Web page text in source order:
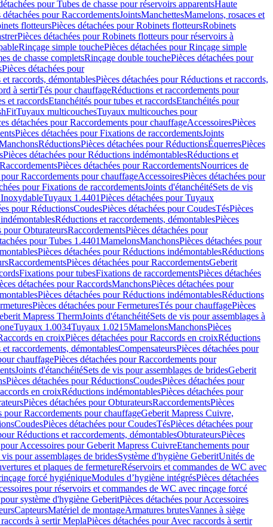
pour Tubes de chasse pour réservoirs apparentsHaute
détachées pour RaccordementsJointsManchettesMamelons, rosaces et
flotteursPièces détachées pour Robinets flotteursRobinets
Pièces détachées pour Robinets flotteurs pour réservoirs à
Rinçage simple touchePièces détachées pour Rinçage simple
de chasse completsRinçage double touchePièces détachées pour
Pièces détachées pour
raccords, démontablesPièces détachées pour Réductions et raccords,
à sertirTés pour chauffageRéductions et raccordements pour
et raccordsEtanchéités pour tubes et raccordsEtanchéités pour
Tuyaux multicouchesTuyaux multicouches pour
détachées pour Raccordements pour chauffageAccessoiresPièces
Pièces détachées pour Fixations de raccordementsJoints
RéductionsPièces détachées pour RéductionsÉquerresPièces
Pièces détachées pour Réductions indémontablesRéductions et
RaccordementsPièces détachées pour RaccordementsNourrices de
pour Raccordements pour chauffageAccessoiresPièces détachées pour
pour Fixations de raccordementsJoints d'étanchéitéSets de vis
Tuyaux 1.4401Pièces détachées pour Tuyaux
pour RéductionsCoudesPièces détachées pour CoudesTésPièces
Réductions et raccordements, démontablesPièces
pour ObturateursRaccordementsPièces détachées pour
pour Tubes 1.4401MamelonsManchonsPièces détachées pour
Pièces détachées pour Réductions indémontablesRéductions
RaccordementsPièces détachées pour RaccordementsGeberit
Fixations pour tubesFixations de raccordementsPièces détachées
détachées pour RaccordsManchonsPièces détachées pour
Pièces détachées pour Réductions indémontablesRéductions
Pièces détachées pour FermeturesTés pour chauffagePièces
Mapress ThermJoints d'étanchéitéSets de vis pour assemblages à
Tuyaux 1.0034Tuyaux 1.0215MamelonsManchonsPièces
en croixPièces détachées pour Raccords en croixRéductions
raccordements, démontablesCompensateursPièces détachées pour
chauffagePièces détachées pour Raccordements pour
Joints d'étanchéitéSets de vis pour assemblages de bridesGeberit
Pièces détachées pour RéductionsCoudesPièces détachées pour
en croixRéductions indémontablesPièces détachées pour
Pièces détachées pour ObturateursRaccordementsPièces
pour Raccordements pour chauffageGeberit Mapress Cuivre,
CoudesPièces détachées pour CoudesTésPièces détachées pour
Réductions et raccordements, démontablesObturateursPièces
pour Accessoires pour Geberit Mapress CuivreEtanchements pour
vis pour assemblages de bridesSystème d'hygiène GeberitUnités de
et plaques de fermetureRéservoirs et commandes de WC avec
forcé hygiéniqueModules d’hygiène intégrésPièces détachées
pour réservoirs et commandes de WC avec rinçage forcé
système d'hygiène GeberitPièces détachées pour Accessoires
CapteursMatériel de montageArmatures brutesVannes à siège
à sertir MeplaPièces détachées pour Avec raccords à sertir